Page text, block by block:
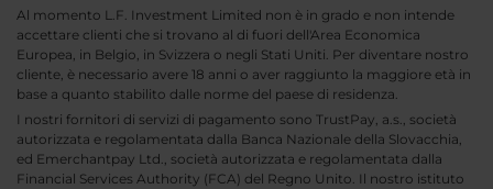
Al momento L.F. Investment Limited non è in grado e non intende
accettare clienti che si trovano al di fuori dell'Area Economica
Europea, in Belgio, in Svizzera o negli Stati Uniti. Per diventare nostro
cliente, è necessario avere 18 anni o aver raggiunto la maggiore età in
base a quanto stabilito dalle norme del paese di residenza.
I nostri fornitori di servizi di pagamento sono TrustPay, a.s., società
autorizzata e regolamentata dalla Banca Nazionale della Slovacchia,
ed Emerchantpay Ltd., società autorizzata e regolamentata dalla
Financial Services Authority (FCA) del Regno Unito. Il nostro istituto